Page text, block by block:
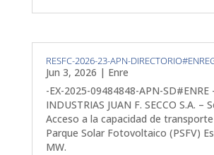
RESFC-2026-23-APN-
Jun 3, 2026 | Enre
-EX-2025-09484848-APN-SD#ENRE
INDUSTRIAS JUAN F. SECCO S.A. –
Acceso a la capacidad de
Parque Solar Fotovoltaico (PSFV)
MW.